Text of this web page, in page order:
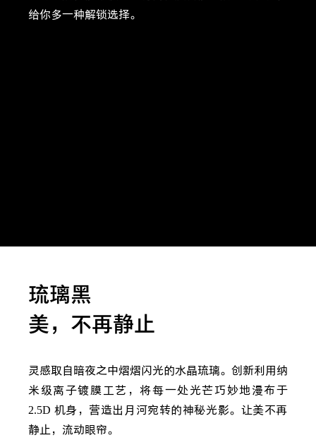
给你多一种解锁选择。
琉璃黑
美，不再静止
灵感取自暗夜之中熠熠闪光的水晶琉璃。创新利用纳
米级离子镀膜工艺，将每一处光芒巧妙地漫布于
2.5D 机身，营造出月河宛转的神秘光影。让美不再
静止，流动眼帘。